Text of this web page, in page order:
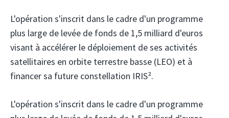
L'opération s'inscrit dans le cadre d'un programme
plus large de levée de fonds de 1,5 milliard d'euros
visant à accélérer le déploiement de ses activités
satellitaires en orbite terrestre basse (LEO) et à
financer sa future constellation IRIS².
L'opération s'inscrit dans le cadre d'un programme